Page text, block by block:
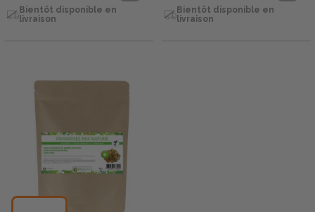
Bientôt disponible en
livraison
Bientôt disponible en
livraison